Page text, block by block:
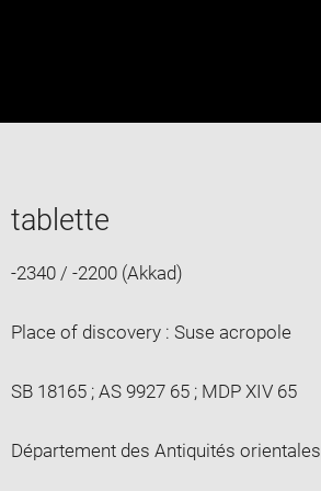
tablette
-2340 / -2200 (Akkad)
Place of discovery : Suse acropole
SB 18165 ; AS 9927 65 ; MDP XIV 65
Département des Antiquités orientales